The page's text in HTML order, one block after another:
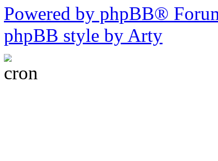
Powered by phpBB®
phpBB style by Arty